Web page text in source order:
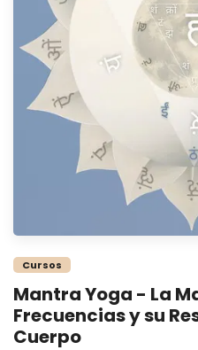
Cursos
Mantra Yoga - La
Frecuencias y su
Cuerpo